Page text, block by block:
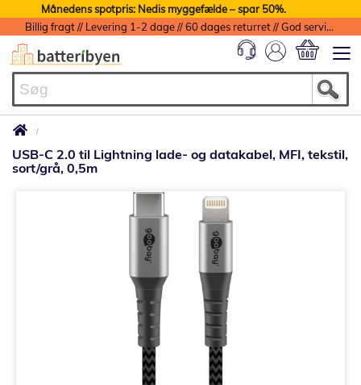
Månedens spotpris: Nedis myggefælde – spar 50%.
Billig fragt // Levering 1-2 dage // 60 dages returret // God service med garanti
USB-C 2.0 til Lightning lade- og datakabel, MFI, tekstil,
sort/grå, 0,5m